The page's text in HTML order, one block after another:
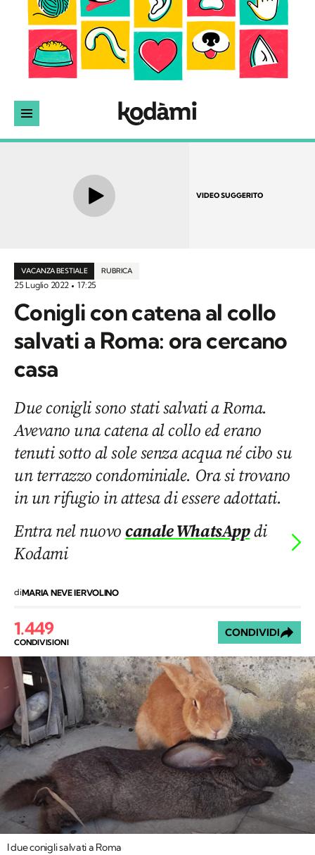
VIDEO SUGGERITO
VACANZA BESTIALE RUBRICA
25 Luglio 2022 17:25
Conigli con catena al collo
salvati a Roma: ora cercano
casa
Due conigli sono stati salvati a Roma.
Avevano una catena al collo ed erano
tenuti sotto al sole senza acqua né cibo su
un terrazzo condominiale. Ora si trovano
in un rifugio in attesa di essere adottati.
Entra nel nuovocanale WhatsAppdi
Kodami
diMARIA NEVE IERVOLINO
1.449
CONDIVISIONI
CONDIVIDI
I due conigli salvati a Roma